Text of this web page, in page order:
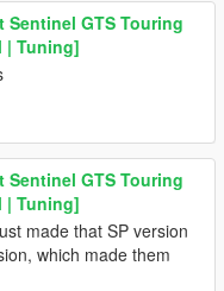
Sentinel GTS Touring
| Tuning]
Sentinel GTS Touring
| Tuning]
made that SP version
which made them